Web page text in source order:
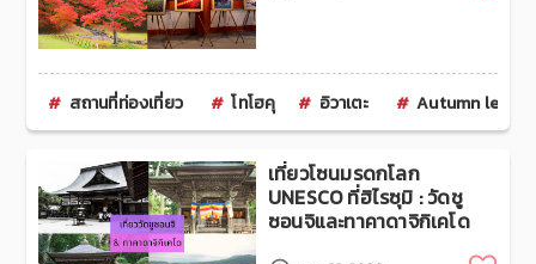
สถานที่ท่องเที่ยว โทโฮคุ อิวาเตะ Autumn leaves
เที่ยวโซนมรดกโลก
UNESCO ที่ฮิไรซุมิ : วัดชู
ซอนจิและทาคาดาจิกิเคโด